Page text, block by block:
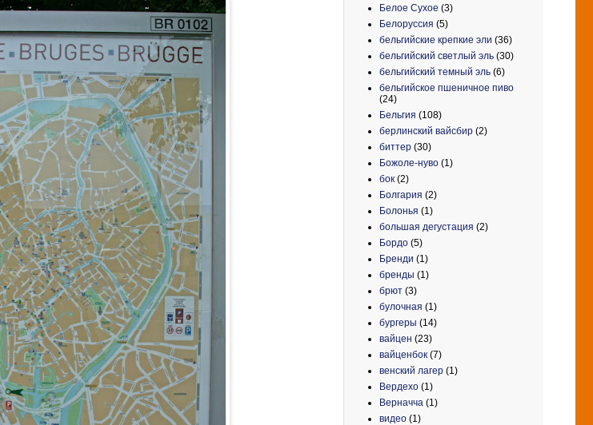
Белое Сухое (3)
Белоруссия (5)
бельгийские крепкие эли (36)
бельгийский светлый эль (30)
бельгийский темный эль (6)
бельгийское пшеничное пиво
(24)
Бельгия (108)
берлинский вайсбир (2)
биттер (30)
Божоле-нуво (1)
бок (2)
Болгария (2)
Болонья (1)
большая дегустация (2)
Бордо (5)
Бренди (1)
бренды (1)
брют (3)
булочная (1)
бургеры (14)
вайцен (23)
вайценбок (7)
венский лагер (1)
Вердехо (1)
Верначча (1)
видео (1)